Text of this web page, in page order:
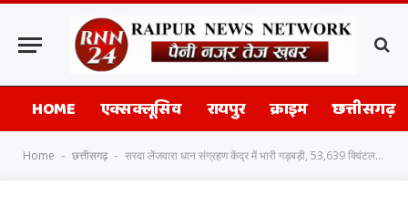
HOME एक्सक्लूसिव रायपुर क्राइम छत्तीसगढ़
Home - छत्तीसगढ़ - सरदा लेंजवारा धान संग्रहण केंद्र में भारी गड़बड़ी, 53,639 क्विंटल धान गायब; 17 करोड़ का नुकसान, प्रभारी नीतीश पाठक हटाए गए